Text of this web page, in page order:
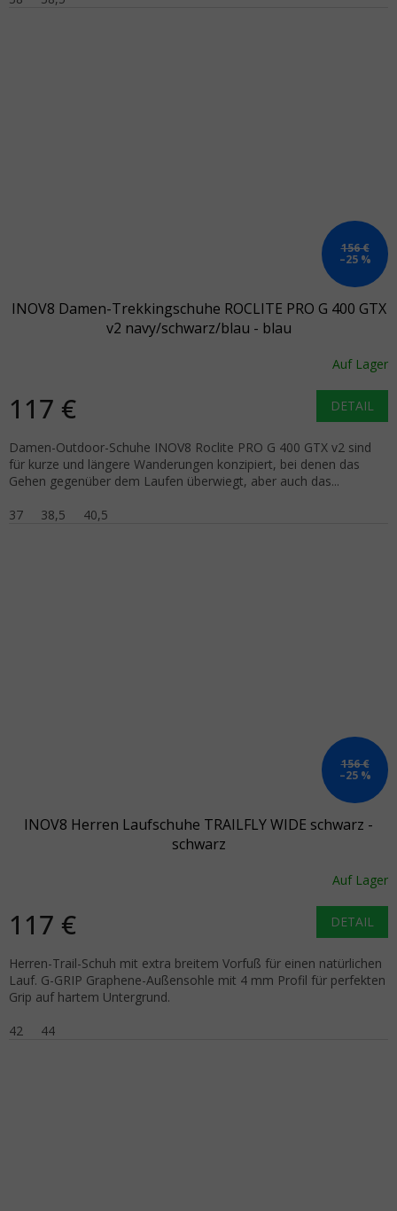
156 €
–25 %
INOV8 Damen-Trekkingschuhe ROCLITE PRO G 400 GTX
v2 navy/schwarz/blau - blau
Auf Lager
117 € DETAIL
Damen-Outdoor-Schuhe INOV8 Roclite PRO G 400 GTX v2 sind
für kurze und längere Wanderungen konzipiert, bei denen das
Gehen gegenüber dem Laufen überwiegt, aber auch das...
37
38,5 40,5
156 €
–25 %
INOV8 Herren Laufschuhe TRAILFLY WIDE schwarz -
schwarz
Auf Lager
117 € DETAIL
Herren-Trail-Schuh mit extra breitem Vorfuß für einen natürlichen
Lauf. G-GRIP Graphene-Außensohle mit 4 mm Profil für perfekten
Grip auf hartem Untergrund.
42
44